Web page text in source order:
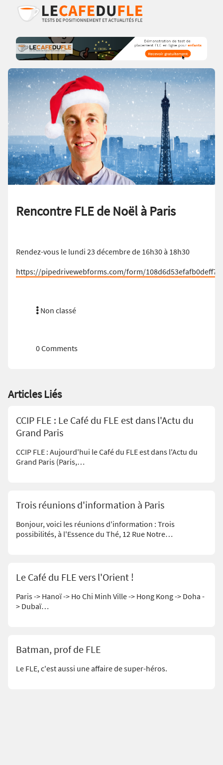
Rencontre FLE de Noël à Paris
Rendez-vous le lundi 23 décembre de 16h30 à 18h30
https://pipedrivewebforms.com/form/
Non classé
0 Comments
Articles Liés
CCIP FLE : Le Café du FLE est dans l'Actu du
Grand Paris
CCIP FLE : Aujourd'hui le Café du FLE est dans l'Actu du
Grand Paris (Paris,…
Trois réunions d'information à Paris
Bonjour, voici les réunions d'information : Trois
possibilités, à l'Essence du Thé, 12 Rue Notre…
Le Café du FLE vers l'Orient !
Paris -> Hanoï -> Ho Chi Minh Ville -> Hong Kong -> Doha -
> Dubaï…
Batman, prof de FLE
Le FLE, c'est aussi une affaire de super-héros.